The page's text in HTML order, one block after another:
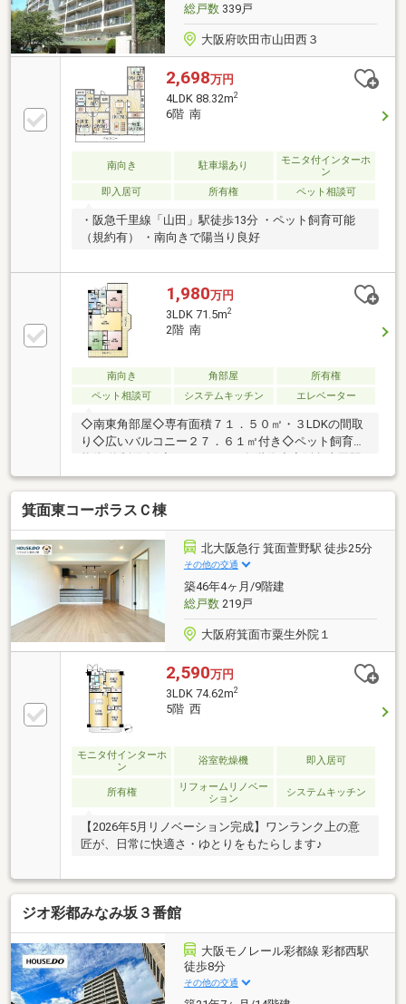
総戸数339戸
大阪府吹田市山田西３
2,698万円
4LDK 88.32m2
6階 南
南向き 駐車場あり
モニタ付インターホ
ン
即入居可
所有権 ペット相談可
・阪急千里線「山田」駅徒歩13分 ・ペット飼育可能
（規約有） ・南向きで陽当り良好
1,980万円
3LDK 71.5m2
2階 南
南向き 角部屋
所有権
ペット相談可
システムキッチン エレベーター
◇南東角部屋◇専有面積７１．５０㎡・３LDKの間取
り◇広いバルコニー２７．６１㎡付き◇ペット飼育可
徒歩約１４分◇各居室に収納がございます◇緑溢れる
とても閑静な住環境●ライフインフォメーション●・デ
ュー阪急山田：徒歩１５分・西山田小学校：徒歩７
分・西山田中学校：徒歩７分■北摂ハウジングセンタ
ー■30年以上、北摂で不動産の実績がございます。～
物件に関するお問い合わせは北摂ハウジングセンター
へ～・住宅ローンや税金関係などの資金計画(顧問 税
理士、司法書士と連携）、お気軽にご相談下さい。
箕面東コーポラスＣ棟
北大阪急行 箕面萱野駅 徒歩25分
その他の交通
築46年4ヶ月/9階建
総戸数219戸
大阪府箕面市粟生外院１
2,590万円
3LDK 74.62m2
5階 西
モニタ付インターホ
ン
浴室乾燥機 即入居可
所有権
リフォームリノベー
ション
システムキッチン
【2026年5月リノベーション完成】ワンランク上の意
匠が、日常に快適さ・ゆとりをもたらします♪
ジオ彩都みなみ坂３番館
大阪モノレール彩都線 彩都西駅
徒歩8分
その他の交通